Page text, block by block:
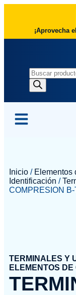
¡Aprovecha
TERMINALES Y
ELEMENTOS
Inicio / Elementos
Identificación /
COMPRESION